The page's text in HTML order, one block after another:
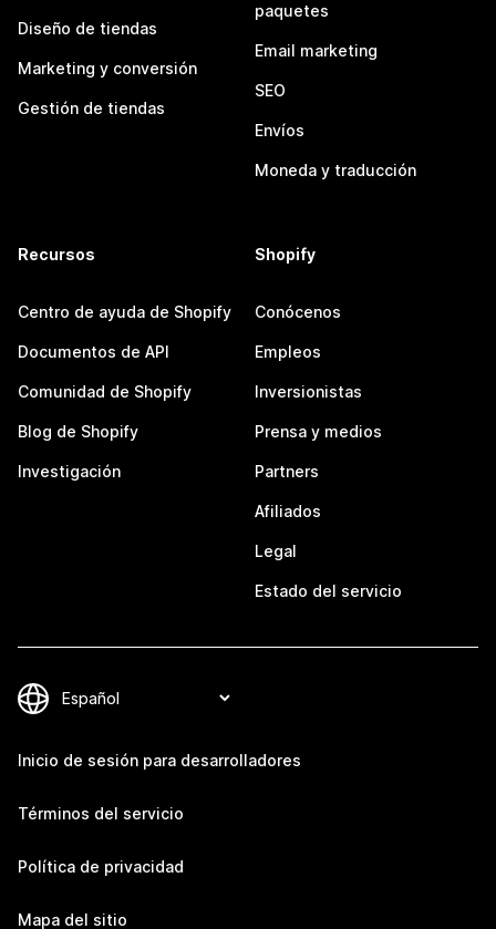
Diseño de tiendas
Marketing y conversión
Gestión de tiendas
paquetes
Email marketing
SEO
Envíos
Moneda y traducción
Recursos
Centro de ayuda de Shopify
Documentos de API
Comunidad de Shopify
Blog de Shopify
Investigación
Shopify
Conócenos
Empleos
Inversionistas
Prensa y medios
Partners
Afiliados
Legal
Estado del servicio
Inicio de sesión para desarrolladores
Términos del servicio
Política de privacidad
Mapa del sitio